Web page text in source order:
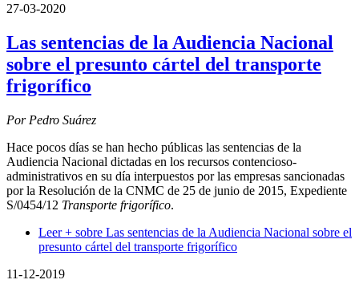
27-03-2020
Las sentencias de la Audiencia Nacional
sobre el presunto cártel del transporte
frigorífico
Por Pedro Suárez
Hace pocos días se han hecho públicas las sentencias de la
Audiencia Nacional dictadas en los recursos contencioso-
administrativos en su día interpuestos por las empresas sancionadas
por la Resolución de la CNMC de 25 de junio de 2015, Expediente
S/0454/12 Transporte frigorífico.
Leer + sobre Las sentencias de la Audiencia Nacional sobre el
presunto cártel del transporte frigorífico
11-12-2019